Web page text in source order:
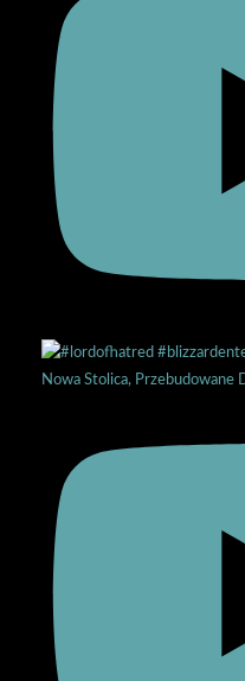
Nowa Stolica, Przebudowane